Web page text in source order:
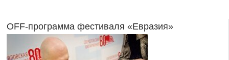
OFF-программа фестиваля «Евразия»